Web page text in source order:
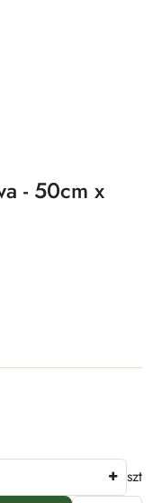
- 50cm x
szt